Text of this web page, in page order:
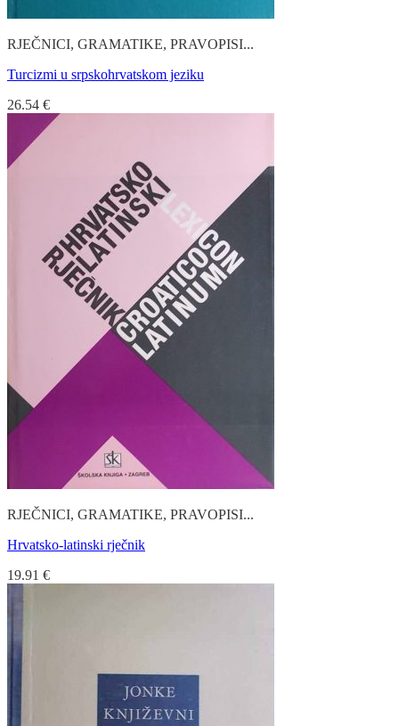
RJEČNICI, GRAMATIKE, PRAVOPISI...
Turcizmi u srpskohrvatskom jeziku
26.54 €
RJEČNICI, GRAMATIKE, PRAVOPISI...
Hrvatsko-latinski rječnik
19.91 €